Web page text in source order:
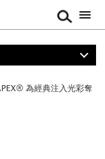
為經典注入光彩奪